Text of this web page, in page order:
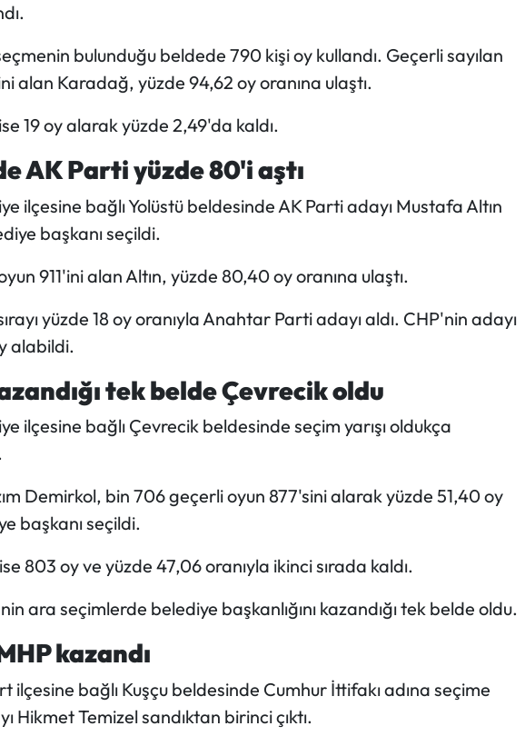
bulunduğu beldede 790 kişi oy kullandı. Geçerli sayılan
alan Karadağ, yüzde 94,62 oy oranına ulaştı.
19 oy alarak yüzde 2,49'da kaldı.
AK Parti yüzde 80'i aştı
ilçesine bağlı Yolüstü beldesinde AK Parti adayı Mustafa Altın
başkanı seçildi.
911'ini alan Altın, yüzde 80,40 oy oranına ulaştı.
yüzde 18 oy oranıyla Anahtar Parti adayı aldı. CHP'nin adayı
alabildi.
tek belde Çevrecik oldu
ilçesine bağlı Çevrecik beldesinde seçim yarışı oldukça
Demirkol, bin 706 geçerli oyun 877'sini alarak yüzde 51,40 oy
başkanı seçildi.
803 oy ve yüzde 47,06 oranıyla ikinci sırada kaldı.
ara seçimlerde belediye başkanlığını kazandığı tek belde oldu.
kazandı
ilçesine bağlı Kuşçu beldesinde Cumhur İttifakı adına seçime
Hikmet Temizel sandıktan birinci çıktı.